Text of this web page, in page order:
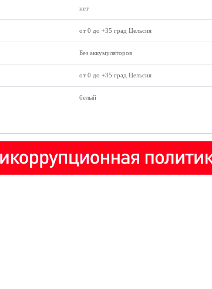
нет
от 0 до +35 град Цельсия
Без аккумуляторов
от 0 до +35 град Цельсия
белый